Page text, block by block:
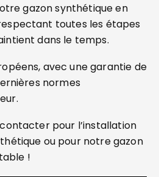
gazon synthétique en
toutes les étapes
dans le temps.
avec une garantie de
normes
contacter pour l’installation
ou pour notre gazon
!